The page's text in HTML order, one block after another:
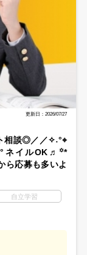
更新日：2026/07/27
相談◎／／✧˖°⌖
ネイルOK♬꙳*
応募も多いよ
自立学習